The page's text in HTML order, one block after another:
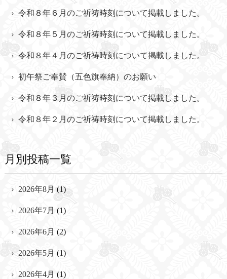
令和８年６月のご祈祷時刻について掲載しました。
令和８年５月のご祈祷時刻について掲載しました。
令和８年４月のご祈祷時刻について掲載しました。
初午祭ご奉賛（五色旗奉納）のお願い
令和８年３月のご祈祷時刻について掲載しました。
令和８年２月のご祈祷時刻について掲載しました。
月別投稿一覧
2026年8月 (1)
2026年7月 (1)
2026年6月 (2)
2026年5月 (1)
2026年4月 (1)